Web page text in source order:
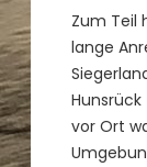
Zum Teil
lange
vor Ort